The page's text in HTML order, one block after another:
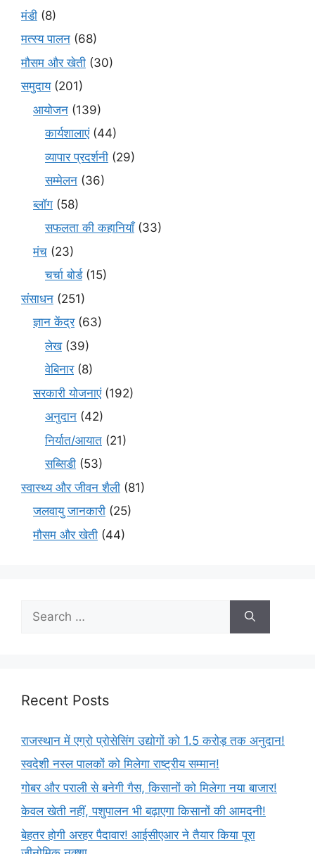
मंडी (8)
मत्स्य पालन (68)
मौसम और खेती (30)
समुदाय(201)
आयोजन (139)
कार्यशालाएं(44)
व्यापार प्रदर्शनी (29)
सम्मेलन (36)
ब्लॉग (58)
सफलता की कहानियाँ(33)
मंच (23)
चर्चा बोर्ड(15)
संसाधन (251)
ज्ञान केंद्र(63)
लेख(39)
वेबिनार(8)
सरकारी योजनाएं(192)
अनुदान (42)
निर्यात/आयात (21)
सब्सिडी (53)
स्वास्थ्य और जीवन शैली (81)
जलवायु जानकारी (25)
मौसम और खेती (44)
Recent Posts
राजस्थान में एग्रो प्रोसेसिंग उद्योगों को 1.5 करोड़ तक अनुदान!
स्वदेशी नस्ल पालकों को मिलेगा राष्ट्रीय सम्मान!
गोबर और पराली से बनेगी गैस, किसानों को मिलेगा नया बाजार!
केवल खेती नहीं, पशुपालन भी बढ़ाएगा किसानों की आमदनी!
बेहतर होगी अरहर पैदावार! आईसीएआर ने तैयार किया पूरा